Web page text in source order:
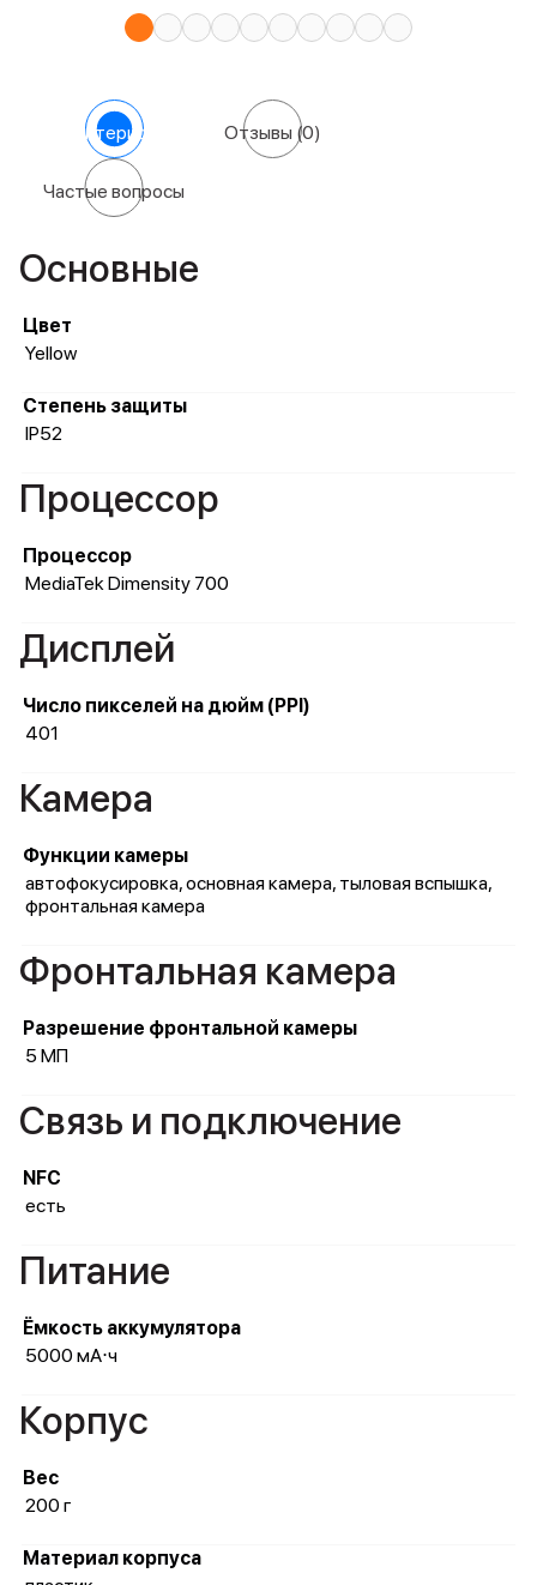
Характеристики Отзывы (0)
Частые вопросы
Основные
Цвет
Yellow
Степень защиты
IP52
Процессор
Процессор
MediaTek Dimensity 700
Дисплей
Число пикселей на дюйм (PPI)
401
Камера
Функции камеры
автофокусировка, основная камера, тыловая вспышка,
фронтальная камера
Фронтальная камера
Разрешение фронтальной камеры
5 МП
Связь и подключение
NFC
есть
Питание
Ёмкость аккумулятора
5000 мА⋅ч
Корпус
Вес
200 г
Материал корпуса